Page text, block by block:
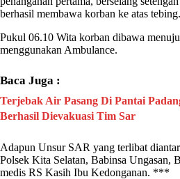
berhasil membawa korban ke atas tebing.
Pukul 06.10 Wita korban dibawa
menggunakan Ambulance.
Baca Juga :
Terjebak Air Pasang Di Pantai
Berhasil Dievakuasi Tim Sar
Adapun Unsur SAR yang terlibat
Polsek Kita Selatan, Babinsa Ungasan,
medis RS Kasih Ibu Kedonganan. ***